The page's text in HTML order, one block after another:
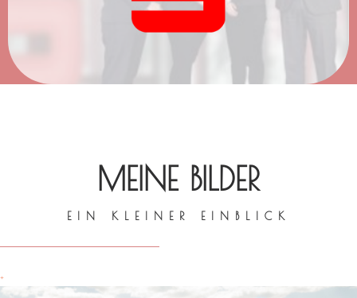
MEINE BILDER
EIN KLEINER EINBLICK
+